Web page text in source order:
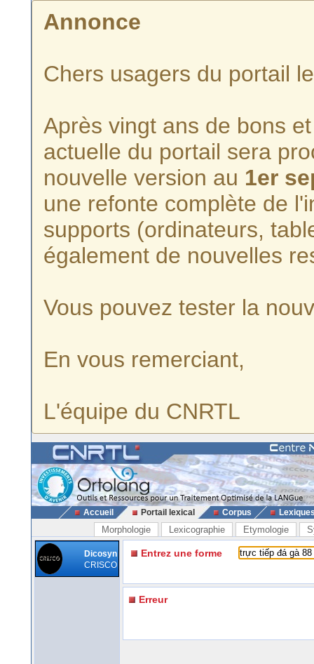
Annonce
Chers usagers du portail
Après vingt ans de bons
actuelle du portail sera
nouvelle version au 1er
une refonte complète de
supports (ordinateurs,
également de nouvelles
Vous pouvez tester la
En vous remerciant,
L'équipe du CNRTL
Accueil Portail lexical Corpus
Morphologie Lexicographie Etymologie
Dicosyn
CRISCO
Entrez une forme
Erreur